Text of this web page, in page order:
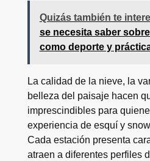
Quizás también te
se necesita saber
como deporte y
La calidad de la nieve, la
belleza del paisaje hacen
imprescindibles para
experiencia de esquí y
Cada estación presenta
atraen a diferentes perfiles